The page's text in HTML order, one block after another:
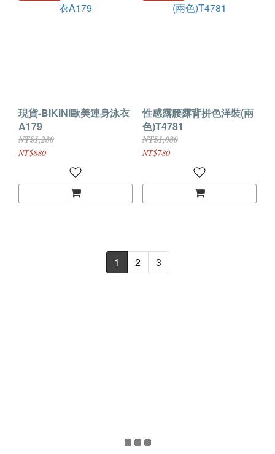
現貨-BIKINI歐美連身泳衣
A179
NT$1,280
NT$880
性感露腰露背拼色洋裝(兩
色)T4781
NT$1,080
NT$780
1 2 3